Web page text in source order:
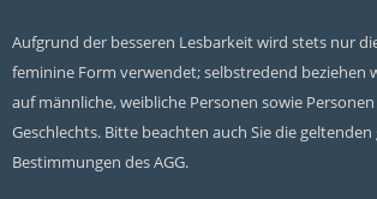
Aufgrund der besseren Lesbarkeit wird stets nur
feminine Form verwendet; selbstredend beziehen
auf männliche, weibliche Personen sowie
Geschlechts. Bitte beachten auch Sie die geltenden
Bestimmungen des AGG.